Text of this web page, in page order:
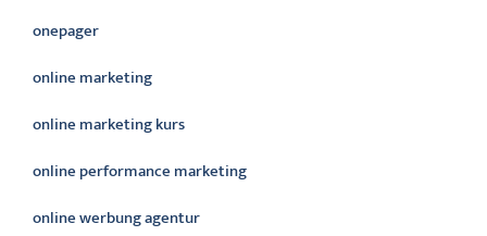
onepager
online marketing
online marketing kurs
online performance marketing
online werbung agentur